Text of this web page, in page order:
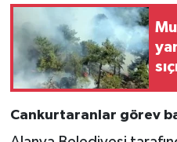
Cankurtaranlar görev